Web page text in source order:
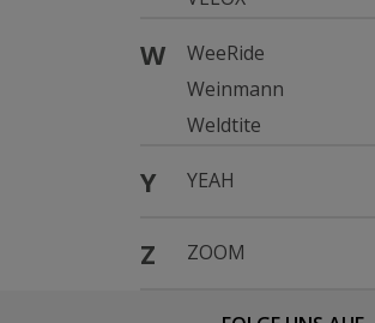
W
WeeRide
Weinmann
Weldtite
Y YEAH
Z ZOOM